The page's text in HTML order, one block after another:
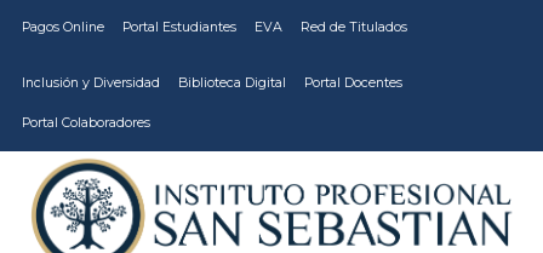
Pagos Online Portal Estudiantes EVA Red de Titulados
Inclusión y Diversidad Biblioteca Digital Portal Docentes
Portal Colaboradores
CARRERAS
VIDA ESTUDIANTIL